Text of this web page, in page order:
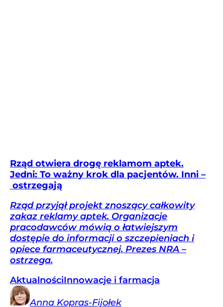
Rząd otwiera drogę reklamom aptek.
Jedni: To ważny krok dla pacjentów. Inni –
ostrzegają
Rząd przyjął projekt znoszący całkowity
zakaz reklamy aptek. Organizacje
pracodawców mówią o łatwiejszym
dostępie do informacji o szczepieniach i
opiece farmaceutycznej. Prezes NRA –
ostrzega.
AktualnościInnowacje i farmacja
Anna Kopras-Fijołek